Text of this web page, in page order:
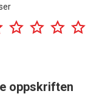
oppskriften